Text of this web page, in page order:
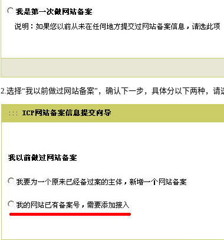
2.选择“我以前做过网站备案”，确认下一步，具体分以下两种，请